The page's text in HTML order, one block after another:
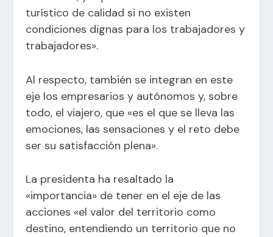
turístico de calidad si no existen
condiciones dignas para los trabajadores y
trabajadores».
Al respecto, también se integran en este
eje los empresarios y autónomos y, sobre
todo, el viajero, que «es el que se lleva las
emociones, las sensaciones y el reto debe
ser su satisfacción plena».
La presidenta ha resaltado la
«importancia» de tener en el eje de las
acciones «el valor del territorio como
destino, entendiendo un territorio que no